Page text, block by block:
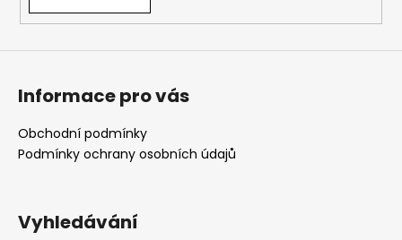
Informace pro vás
Obchodní podmínky
Podmínky ochrany osobních údajů
Vyhledávání